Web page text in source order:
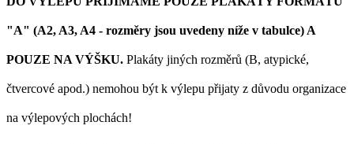
"A" (A2, A3, A4 - rozměry jsou uvedeny níže v tabulce) A
POUZE NA VÝŠKU. Plakáty jiných rozměrů (B, atypické,
čtvercové apod.) nemohou být k výlepu přijaty z důvodu organizace
na výlepových plochách!